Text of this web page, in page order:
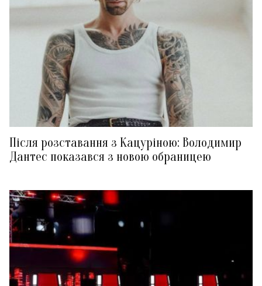
Після розставання з Кацуріною: Володимир
Дантес показався з новою обраницею